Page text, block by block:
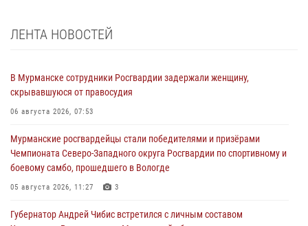
ЛЕНТА НОВОСТЕЙ
В Мурманске сотрудники Росгвардии задержали женщину,
скрывавшуюся от правосудия
06 августа 2026, 07:53
Мурманские росгвардейцы стали победителями и призёрами
Чемпионата Северо-Западного округа Росгвардии по спортивному и
боевому самбо, прошедшего в Вологде
05 августа 2026, 11:27 3
Губернатор Андрей Чибис встретился с личным составом